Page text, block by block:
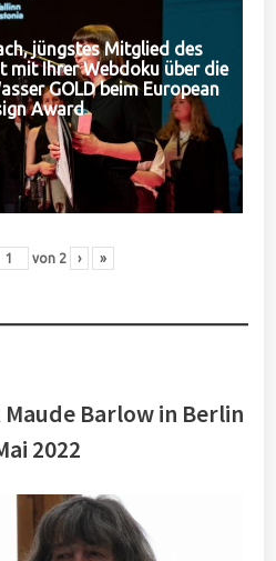
jüngstes Mitglied des
mit Ihrer Webdoku über die
GOLD beim European
Award
von 2 › »
Barlow in Berlin
2022